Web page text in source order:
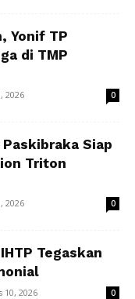
Yonif TP
di TMP
2026 0
Siap
Triton
2026 0
Tegaskan
10, 2026 0